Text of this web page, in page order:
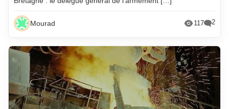
Mourad 117 2